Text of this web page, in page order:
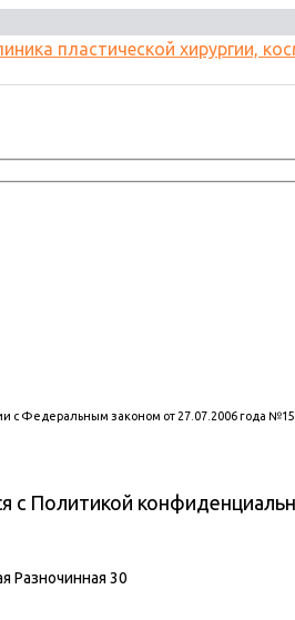
с Федеральным законом от 27.07.2006 года
с Политикой
Разночинная 30